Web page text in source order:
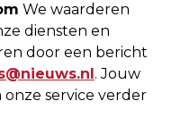
We waarderen
diensten en
door een bericht
. Jouw
service verder